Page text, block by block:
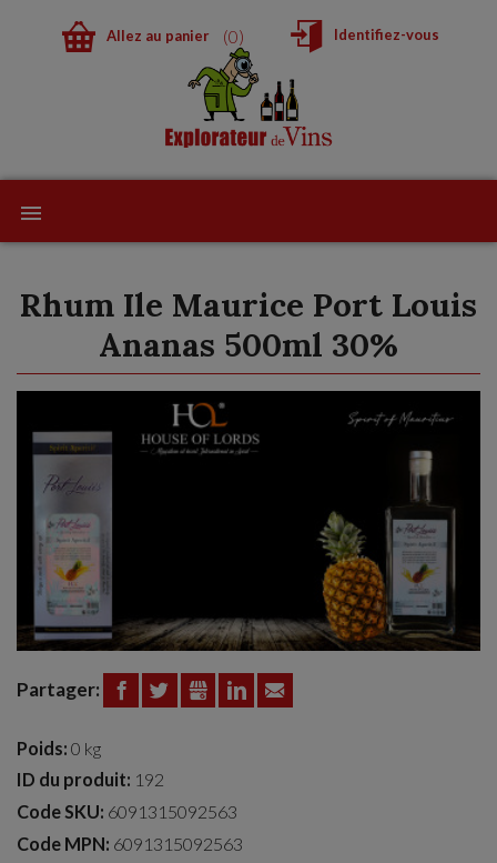
0
Allez au panier Identifiez-vous
Rhum Ile Maurice Port Louis
Ananas 500ml 30%
Partager: FACEBOOKTWITTERGOOGLE+LINKEDIN
Poids: 0 kg
ID du produit: 192
Code SKU: 6091315092563
Code MPN: 6091315092563